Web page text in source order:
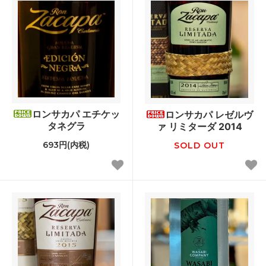
ロンサカパ エチケッ
タネグラ
693円(内税)
ロンサカパ レゼルヴ
ァ リミターダ 2014
SOLD OUT